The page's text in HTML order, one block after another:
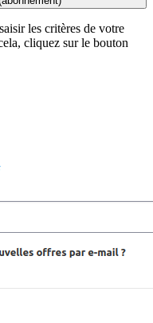
les critères de votre
cliquez sur le bouton